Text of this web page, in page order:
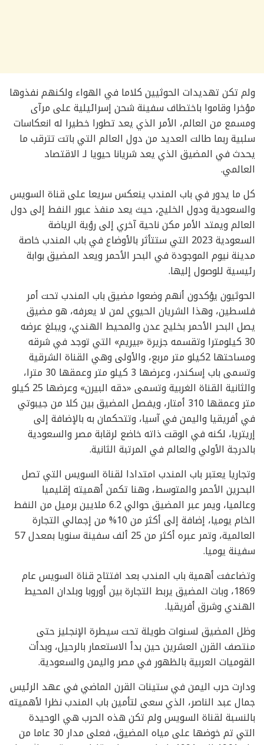
ولم تكن تهديدات الحوثيين كلاما في الهواء ولكنهم نفذوها
مؤخرا وقاموا باختطاف سفينة شحن إسرائيلية على مرآى
ومسمع من العالم، الأمر الذي يعد تطورا خطيرا له انعكاسات
سلبية ربما طالت العديد من دول العالم التي باتت تترقب ما
يحدث في المضيق الذي يعد شريانا حيويا لـ الاقتصاد
العالمي.
كل ما يدور في باب المندب ينعكس سريعا على قناة السويس
والسعودية ودول الخليج، حيث يعد منفذ عبور النفط إلى دول
العالم ويمتد الأمر مكن ناحية آخري إلى رؤية الرياضة
السعودية 2023 التي ستتأثر بالأوضاع في باب المندب خاصة
مدينة نيوم الموجودة في البحر الأحمر ويعد المضيق بوابة
رئيسية للوصول إليها.
الحوثيون يؤكدون أنهم وضعوا مضيق باب المندب تحت أمر
فلسطين، وهذا الشريان الحيوي لمن لا يعرفه، هو مضيق
يصل البحر الأحمر بخليج عدن والمحيط الهندي، ويبلغ عرضه
30 كيلومترا وتقسمه جزيرة «بيريم» التي توجد في شرقه
ومساحتها 2كيلو متر مربع، والأولى وهي القناة الشرقية
وتسمى باب إسكندر، وعرضها 3 كيلو متر وعمقها 30 مترا،
والثانية القناة الغربية وتسمى «دقه البيرن» وعرضها 25 كيلو
متر وعمقها 310 أمتار، ويفصل المضيق بين كلا من جيبوتي
في أفريقيا واليمن في آسيا، وتتحكمان به بالإضافة إلى
إريتريا، لكنه في الوقت ذاته خاضع لرقابة مصر والسعودية
بالدرجة الأولي والعالم في المرتبة الثانية.
وتجاريا يعتبر باب المندب امتدادا لقناة السويس التي تصل
البحرين الأحمر والمتوسط، وهنا تكمن أهميته إقليميا
وعالميا، ويمر عبر المضيق حوالي 6.2 ملايين برميل من النفط
الخام يوميا، إضافة إلى أكثر من 10% من إجمالي التجارة
العالمية، وتمر عبره أكثر من 25 ألف سفينة سنويا بمعدل 57
سفينة يوميا.
وتضاعفت أهمية باب المندب بعد افتتاح قناة السويس عام
1869، وبات المضيق يربط التجارة بين أوروبا وبلدان المحيط
الهندي وشرق أفريقيا.
وظل المضيق لسنوات طويلة تحت سيطرة الإنجليز حتى
منتصف القرن العشرين حين بدأ الاستعمار بالرحيل، وبدأت
القوميات العربية بالظهور في مصر واليمن والسعودية.
ودارت حرب اليمن في ستينات القرن الماضي في عهد الرئيس
جمال عبد الناصر، الذي سعى لتأمين باب المندب نظرا لأهميته
بالنسبة لقناة السويس ولم تكن هذه الحرب هي الوحيدة
التي تم خوضها على مياه المضيق، فعلى مدار 30 عاما من